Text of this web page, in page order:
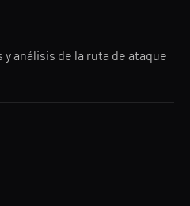
análisis de la ruta de ataque